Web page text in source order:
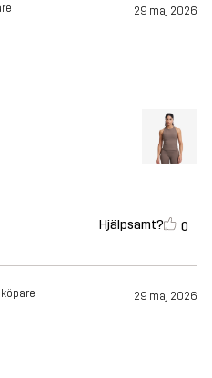
29 maj 2026
Hjälpsamt? 0
29 maj 2026